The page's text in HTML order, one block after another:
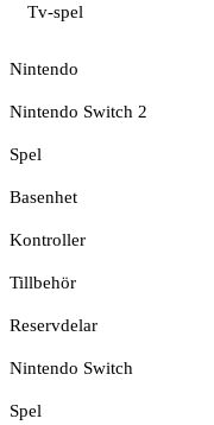
Tv-spel
Nintendo
Nintendo Switch 2
Spel
Basenhet
Kontroller
Tillbehör
Reservdelar
Nintendo Switch
Spel